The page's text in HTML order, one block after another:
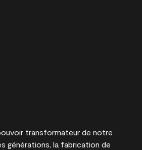
transformateur de notre
générations, la fabrication de